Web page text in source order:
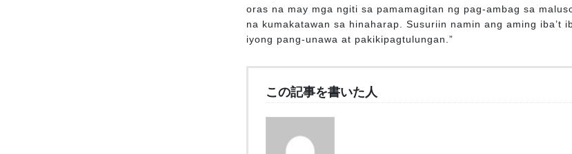
oras na may mga ngiti sa pamamagitan ng pag-ambag sa
na kumakatawan sa hinaharap. Susuriin namin ang aming iba’t
iyong pang-unawa at pakikipagtulungan.”
この記事を書いた人